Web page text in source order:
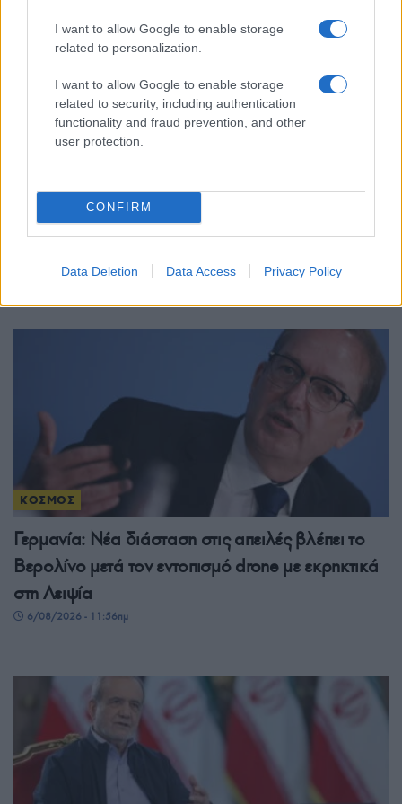
I want to allow Google to enable storage
related to personalization.
I want to allow Google to enable storage
related to security, including authentication
functionality and fraud prevention, and other
user protection.
CONFIRM
Data Deletion Data Access Privacy Policy
Χιροσίμα: 81 χρόνια από την πρώτη ατομική
βόμβα στην ιστορία της ανθρωπότητας
6/08/2026 - 1:11μμ
ΚΟΣΜΟΣ
Γερμανία: Νέα διάσταση στις απειλές βλέπει το
Βερολίνο μετά τον εντοπισμό drone με εκρηκτικά
στη Λειψία
6/08/2026 - 11:56πμ